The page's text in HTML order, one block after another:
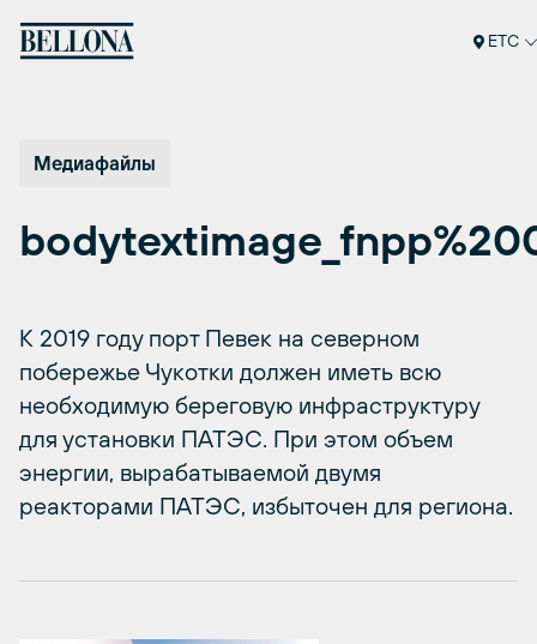
ETC
Медиафайлы
К 2019 году порт Певек на северном
побережье Чукотки должен иметь всю
необходимую береговую инфраструктуру
для установки ПАТЭС. При этом объем
энергии, вырабатываемой двумя
реакторами ПАТЭС, избыточен для региона.